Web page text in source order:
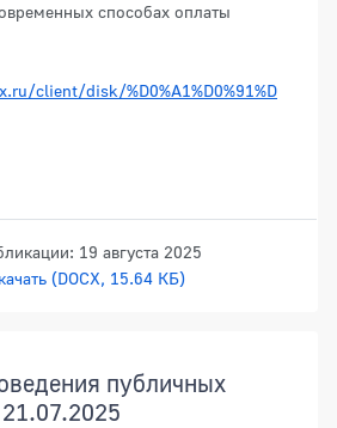
способах оплаты
client/disk/%D0%A1%D0%91%D
19 августа 2025
(DOCX, 15.64 КБ)
публичных